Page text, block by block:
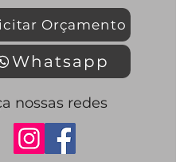
Orçamento
Whatsapp
nossas redes